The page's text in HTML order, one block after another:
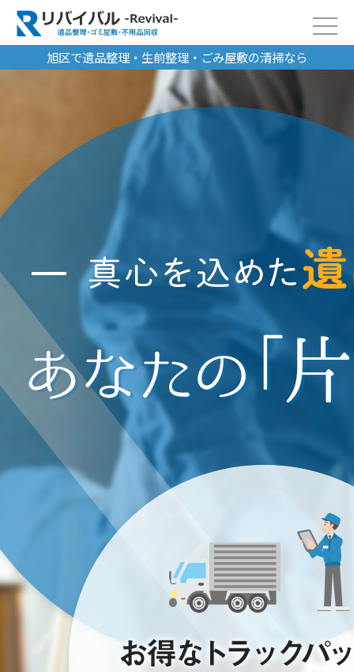
旭区で遺品整理・生前整理・ごみ屋敷の清掃なら